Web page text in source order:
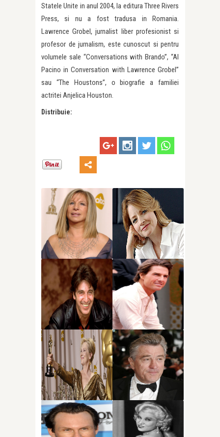
Statele Unite in anul 2004, la editura Three Rivers
Press, si nu a fost tradusa in Romania.
Lawrence Grobel, jurnalist liber profesionist si
profesor de jurnalism, este cunoscut si pentru
volumele sale “Conversations with Brando”, “Al
Pacino in Conversation with Lawrence Grobel”
sau “The Houstons”, o biografie a familiei
actritei Anjelica Houston.
Distribuie: